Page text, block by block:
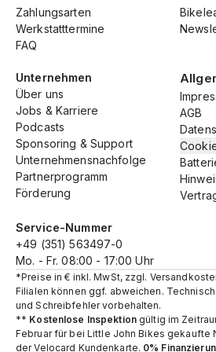
Service-Nummer
+49 (351) 563497-0
Mo. - Fr. 08:00 - 17:00 Uhr
Zahlungsarten
Werkstatttermine
FAQ
Unternehmen
Über uns
Jobs & Karriere
Podcasts
Sponsoring & Support
Unternehmensnachfolge
Partnerprogramm
Förderung
AGB
*Preise in € inkl. MwSt, zzgl.
Filialen können ggf. abweichen.
und Schreibfehler vorbehalten.
** Kostenlose Inspektiongültig im
Februar für bei Little John Bikes gekaufte
der Velocard Kundenkarte. 0%